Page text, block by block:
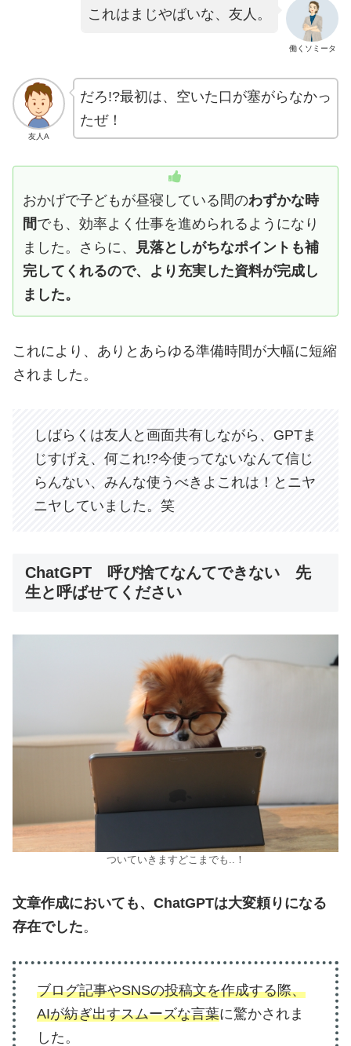
働くソミータ
これはまじやばいな、友人。
友人A
だろ!?最初は、空いた口が塞がらなかっ
たぜ！
おかげで子どもが昼寝している間のわずかな時
間でも、効率よく仕事を進められるようになり
ました。さらに、
見落としがちなポイントも補
完してくれるので、より充実した資料が完成し
ました。
これにより、ありとあらゆる準備時間が大幅に短縮
されました。
しばらくは友人と画面共有しながら、GPTま
じすげえ、何これ!?今使ってないなんて信じ
らんない、みんな使うべきよこれは！とニヤ
ニヤしていました。笑
ChatGPT 呼び捨てなんてできない 先
生と呼ばせてください
ついていきますどこまでも..！
文章作成においても、ChatGPTは大変頼りになる
存在でした。
ブログ記事やSNSの投稿文を作成する際、
AIが紡ぎ出すスムーズな言葉に驚かされま
した。